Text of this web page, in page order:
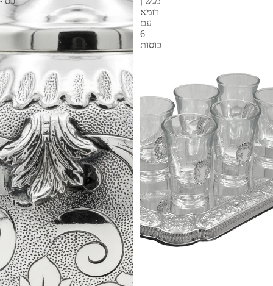
רומא
עם
6
כוסות